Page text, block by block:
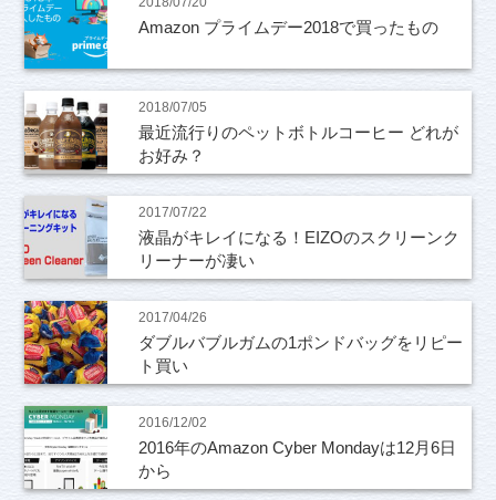
Amazon プライムデー2018で買ったもの
2018/07/05
最近流行りのペットボトルコーヒー どれが
お好み？
2017/07/22
液晶がキレイになる！EIZOのスクリーンク
リーナーが凄い
2017/04/26
ダブルバブルガムの1ポンドバッグをリピー
ト買い
2016/12/02
2016年のAmazon Cyber Mondayは12月6日
から